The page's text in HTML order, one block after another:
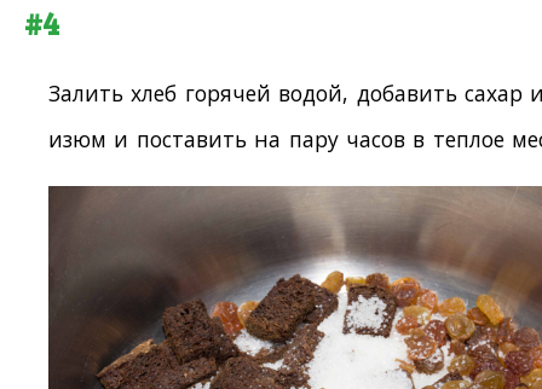
#4
Залить хлеб горячей водой, добавить сахар
изюм и поставить на пару часов в теплое